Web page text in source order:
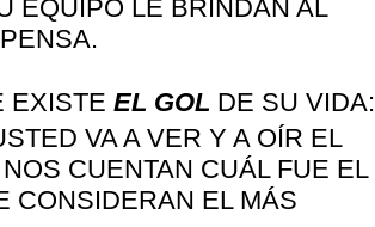
EQUIPO LE BRINDAN AL
EXISTE EL GOL DE SU VIDA:
VA A VER Y A OÍR EL
CUENTAN CUÁL FUE EL
CONSIDERAN EL MÁS